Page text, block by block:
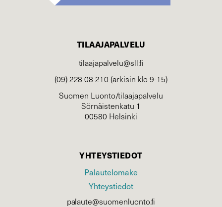
TILAAJAPALVELU
tilaajapalvelu@sll.fi
(09) 228 08 210 (arkisin klo 9-15)
Suomen Luonto/tilaajapalvelu
Sörnäistenkatu 1
00580 Helsinki
YHTEYSTIEDOT
Palautelomake
Yhteystiedot
palaute@suomenluonto.fi